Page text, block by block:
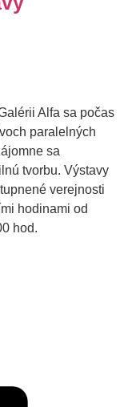
Alfa sa počas
paralelných
sa
tvorbu. Výstavy
verejnosti
hodinami od
hod.